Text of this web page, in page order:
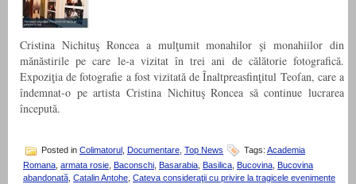
Cristina Nichituş Roncea a mulţumit monahilor şi monahiilor din
mănăstirile pe care le-a vizitat în trei ani de călătorie fotografică.
Expoziţia de fotografie a fost vizitată de Înaltpreasfinţitul Teofan, care a
îndemnat-o pe artista Cristina Nichituş Roncea să continue lucrarea
începută.
Posted in Colimatorul Documentare Top News Tags: Academia
Romana, armata rosie, Baconschi, Basarabia, Basilica, Bucovina, Bucovina
abandonată, Catalin Antohe, Cateva consideraţii cu privire la tragicele evenimente